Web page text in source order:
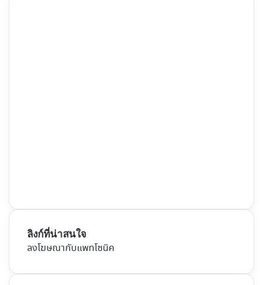
ลิงก์ที่น่าสนใจ
ลงโฆษณากับแพทโซนิค